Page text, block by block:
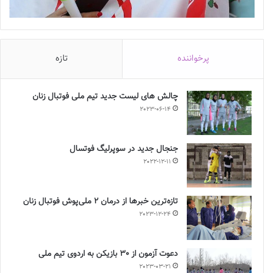
پرخواننده تازه
چالش هاى ليست جدید تيم ملى فوتبال زنان
2023-06-14
جنجال جدید در سوپرلیگ فوتسال
2022-12-11
تازه‌ترین خبرها از درمان ۲ ملی‌پوش فوتبال زنان
2023-12-24
دعوت آزمون از 30 بازیکن به اردوی تیم ملی
2023-03-21